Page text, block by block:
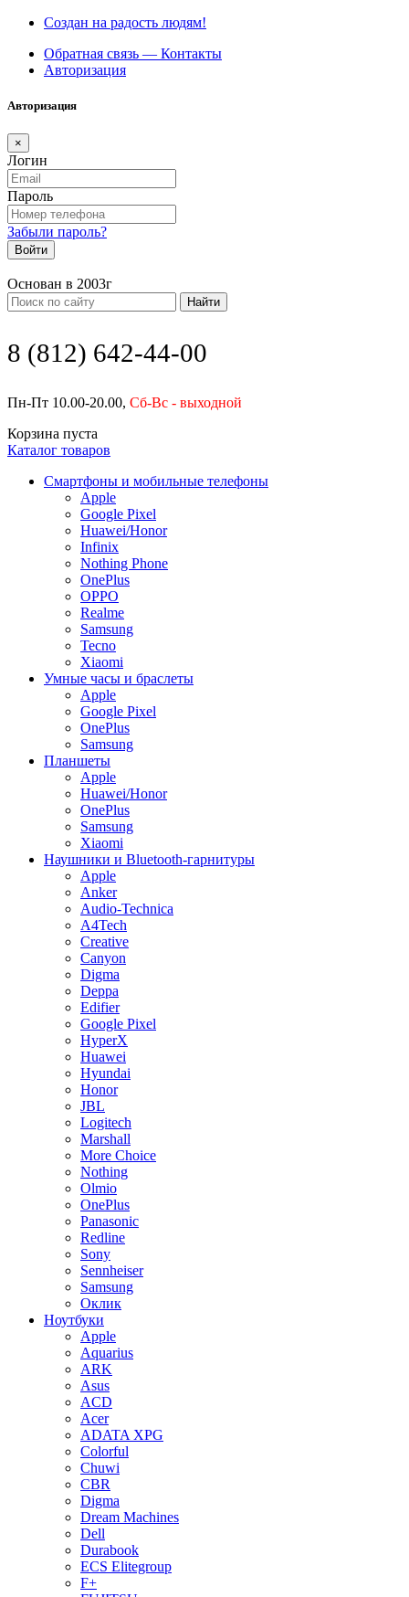
Создан на радость людям!
Обратная связь — Контакты
Авторизация
Авторизация
×
Логин
Пароль
Забыли пароль?
Войти
Основан в 2003г
Найти
8 (812) 642-44-00
Пн-Пт 10.00-20.00, Сб-Вс - выходной
Корзина пуста
Каталог товаров
Смартфоны и мобильные телефоны
Apple
Google Pixel
Huawei/Honor
Infinix
Nothing Phone
OnePlus
OPPO
Realme
Samsung
Tecno
Xiaomi
Умные часы и браслеты
Apple
Google Pixel
OnePlus
Samsung
Планшеты
Apple
Huawei/Honor
OnePlus
Samsung
Xiaomi
Наушники и Bluetooth-гарнитуры
Apple
Anker
Audio-Technica
A4Tech
Creative
Canyon
Digma
Deppa
Edifier
Google Pixel
HyperX
Huawei
Hyundai
Honor
JBL
Logitech
Marshall
More Choice
Nothing
Olmio
OnePlus
Panasonic
Redline
Sony
Sennheiser
Samsung
Оклик
Ноутбуки
Apple
Aquarius
ARK
Asus
ACD
Acer
ADATA XPG
Colorful
Chuwi
CBR
Digma
Dream Machines
Dell
Durabook
ECS Elitegroup
F+